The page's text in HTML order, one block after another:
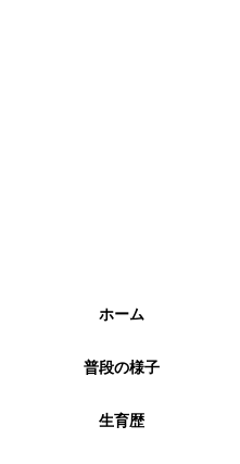
ホーム
普段の様子
生育歴